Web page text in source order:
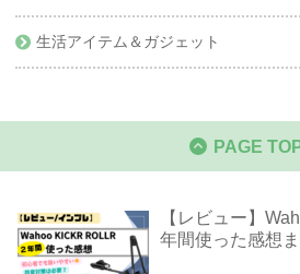
生活アイテム＆ガジェット
PAGE
【レビュー】
年間使った感想